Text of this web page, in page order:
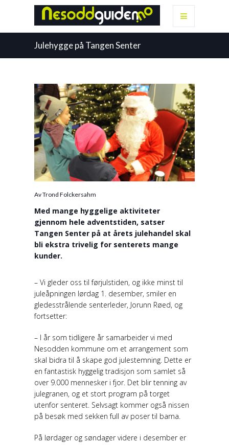
Julehygge på Tangen Senter
Av Trond Folckersahm
Med mange hyggelige aktiviteter
gjennom hele adventstiden, satser
Tangen Senter på at årets julehandel skal
bli ekstra trivelig for senterets mange
kunder.
– Vi gleder oss til førjulstiden, og ikke minst til
juleåpningen lørdag 1. desember, smiler en
gledesstrålende senterleder, Jorunn Røed, og
fortsetter:
– I år som tidligere år samarbeider vi med
Nesodden kommune om et arrangement som
skal bidra til å skape god julestemning. Dette er
en fantastisk hyggelig tradisjon som samlet så
over 9.000 mennesker i fjor. Det blir tenning av
julegranen, og et stort program på torget
utenfor senteret. Selvsagt kommer også nissen
på besøk med sekken full av poser til barna.
På lørdager og søndager videre i desember er